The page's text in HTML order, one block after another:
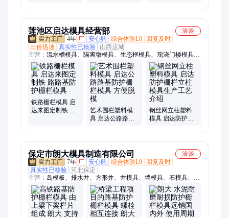
莲池区启达模具经营部
洽谈
4年 厂 安心购 综合体验L0
回复及时
出价迅速
真实性已核验
山西运城
主营： 流水槽模具、隔离墩模具、生态框模具、现浇门楼模具、
围墙板模具、水泥房模具、鱼礁岛模具、软体排模具、光伏墩模
具、电缆槽模具、收费安全岛模具、配重块模具、化粪池模具、
遮板模具、扭王字块模具、风电基础模板、防撞墙模板
铁路栅栏模具 启
达来图定制铁 路
艺术围栏塑料模
具 启达公路路基
钢丝网立柱塑料
模具 启达防护栅
保定市朗大模具制造有限公司
洽谈
7年 厂 安心购 综合体验L0
回复及时
真实性已核验 河北保定
主营： 岛模板、排水井、方形井、井模具、墙模具、石模具、钢
模具、框模具、带模具、块模具、岛模具、雨污水、混泥土、检
查井、六角块、集水槽、铁模板、排水渠、混凝土、路缘石、泄
洪渠、隔离墩、生态框、分隔带、化粪池